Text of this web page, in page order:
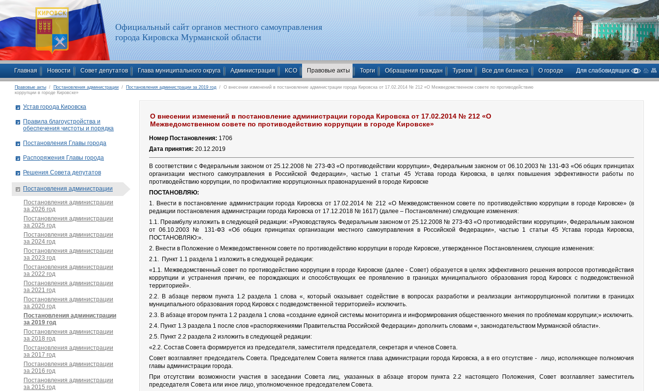
Официальный сайт органов местного самоуправления
города Кировска Мурманской области
Главная Новости Совет депутатов Глава муниципального округа Администрация КСО Правовые акты Торги Обращения граждан Туризм Все для бизнеса О городе Для слабовидящих
Правовые акты / Постановления администрации / Постановления администрации за 2019 год / О внесении изменений в постановление администрации города Кировска от 17.02.2014 № 212 «О Межведомственном совете по противодействию
коррупции в городе Кировске»
О внесении изменений в постановление администрации города Кировска от 17.02.2014 № 212 «О
Межведомственном совете по противодействию коррупции в городе Кировске»
Номер Постановления: 1706
Дата принятия: 20.12.2019
В соответствии с Федеральным законом от 25.12.2008 № 273-ФЗ «О противодействии коррупции», Федеральным законом от 06.10.2003 № 131-ФЗ «Об общих принципах
организации местного самоуправления в Российской Федерации», частью 1 статьи 45 Устава города Кировска, в целях повышения эффективности работы по
противодействию коррупции, по профилактике коррупционных правонарушений в городе Кировске
ПОСТАНОВЛЯЮ:
1. Внести в постановление администрации города Кировска от 17.02.2014 № 212 «О Межведомственном совете по противодействию коррупции в городе Кировске» (в
редакции постановления администрации города Кировска от 17.12.2018 № 1617) (далее – Постановление) следующие изменения:
1.1. Преамбулу изложить в следующей редакции: «Руководствуясь Федеральным законом от 25.12.2008 № 273-ФЗ «О противодействии коррупции», Федеральным законом
от 06.10.2003 № 131-ФЗ «Об общих принципах организации местного самоуправления в Российской Федерации», частью 1 статьи 45 Устава города Кировска,
ПОСТАНОВЛЯЮ:».
2. Внести в Положение о Межведомственном совете по противодействию коррупции в городе Кировске, утвержденное Постановлением, слующие изменения:
2.1. Пункт 1.1 раздела 1 изложить в следующей редакции:
«1.1. Межведомственный совет по противодействию коррупции в городе Кировске (далее - Совет) образуется в целях эффективного решения вопросов противодействия
коррупции и устранения причин, ее порождающих и способствующих ее проявлению в границах муниципального образования город Кировск с подведомственной
территорией».
2.2. В абзаце первом пункта 1.2 раздела 1 слова «, который оказывает содействие в вопросах разработки и реализации антикоррупционной политики в границах
муниципального образования город Кировск с подведомственной территорией» исключить.
2.3. В абзаце втором пункта 1.2 раздела 1 слова «создание единой системы мониторинга и информирования общественного мнения по проблемам коррупции;» исключить.
2.4. Пункт 1.3 раздела 1 после слов «распоряжениями Правительства Российской Федерации» дополнить словами «, законодательством Мурманской области».
2.5. Пункт 2.2 раздела 2 изложить в следующей редакции:
«2.2. Состав Совета формируется из председателя, заместителя председателя, секретаря и членов Совета.
Совет возглавляет председатель Совета. Председателем Совета является глава администрации города Кировска, а в его отсутствие - лицо, исполняющее полномочия
главы администрации города.
При отсутствии возможности участия в заседании Совета лиц, указанных в абзаце втором пункта 2.2 настоящего Положения, Совет возглавляет заместитель
председателя Совета или иное лицо, уполномоченное председателем Совета.
Устав города Кировска
Правила благоустройства и
обеспечения чистоты и порядка
Постановления Главы города
Распоряжения Главы города
Решения Совета депутатов
Постановления администрации
Постановления администрации
за 2026 год
Постановления администрации
за 2025 год
Постановления администрации
за 2024 год
Постановления администрации
за 2023 год
Постановления администрации
за 2022 год
Постановления администрации
за 2021 год
Постановления администрации
за 2020 год
Постановления администрации
за 2019 год
Постановления администрации
за 2018 год
Постановления администрации
за 2017 год
Постановления администрации
за 2016 год
Постановления администрации
за 2015 год